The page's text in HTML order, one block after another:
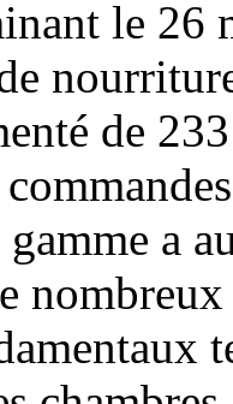
le 26
de
a